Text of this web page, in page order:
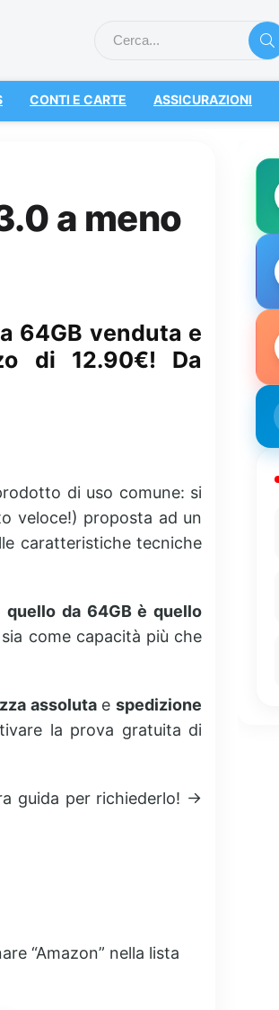
CONTI E CARTE ASSICURAZIONI
a meno
64GB venduta e
di 12.90€! Da
di uso comune: si
veloce!) proposta ad un
caratteristiche tecniche
quello da 64GB è quello
come capacità più che
assolutaespedizione
la prova gratuita di
guida per richiederlo! ->
“Amazon” nella lista